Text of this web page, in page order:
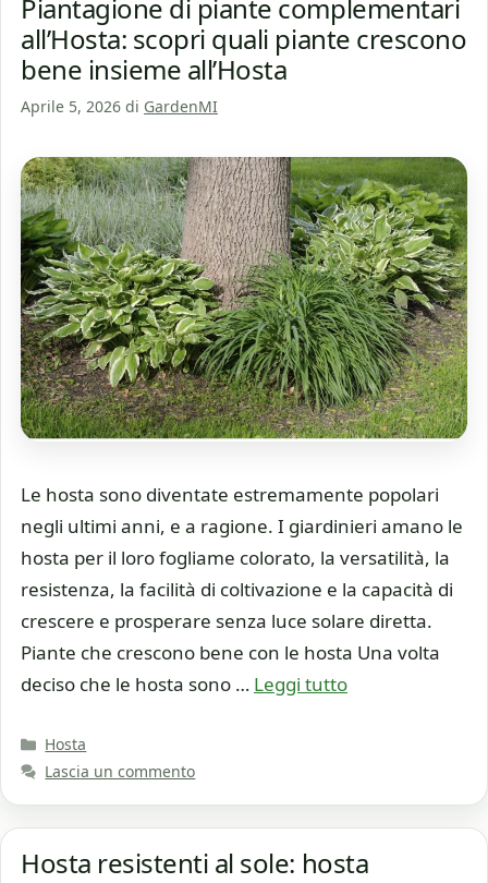
Piantagione di piante complementari
all’Hosta: scopri quali piante crescono
bene insieme all’Hosta
Aprile 5, 2026 di GardenMI
Le hosta sono diventate estremamente popolari
negli ultimi anni, e a ragione. I giardinieri amano le
hosta per il loro fogliame colorato, la versatilità, la
resistenza, la facilità di coltivazione e la capacità di
crescere e prosperare senza luce solare diretta.
Piante che crescono bene con le hosta Una volta
deciso che le hosta sono … Leggi tutto
Categorie
Hosta
Lascia un commento
Hosta resistenti al sole: hosta